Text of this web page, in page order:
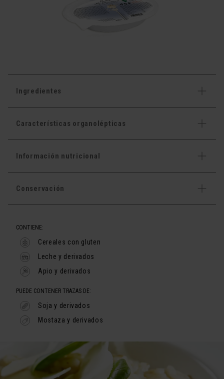
Ingredientes
Características organolépticas
Información nutricional
Conservación
CONTIENE:
Cereales con gluten
Leche y derivados
Apio y derivados
PUEDE CONTENER TRAZAS DE:
Soja y derivados
Mostaza y derivados